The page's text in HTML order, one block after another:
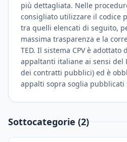
più dettagliata. Nelle
consigliato utilizzare il codice
tra quelli elencati di seguito,
massima trasparenza e la
TED. Il sistema CPV è adottato
appaltanti italiane ai sensi del
dei contratti pubblici) ed è
appalti sopra soglia pubblicati
Sottocategorie (2)